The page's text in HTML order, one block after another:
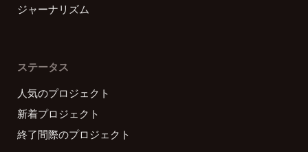
ジャーナリズム
ステータス
人気のプロジェクト
新着プロジェクト
終了間際のプロジェクト